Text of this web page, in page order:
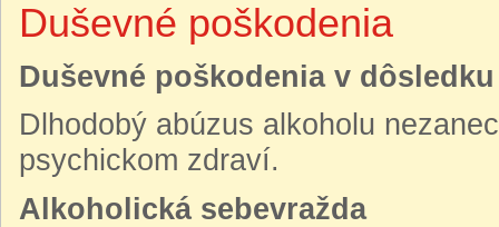
Duševné poškodenia
Duševné poškodenia v
Dlhodobý abúzus alkoholu
psychickom zdraví.
Alkoholická sebevražda